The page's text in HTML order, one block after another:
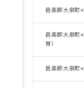
邑楽郡大泉町
邑楽郡大泉町
育）
邑楽郡大泉町